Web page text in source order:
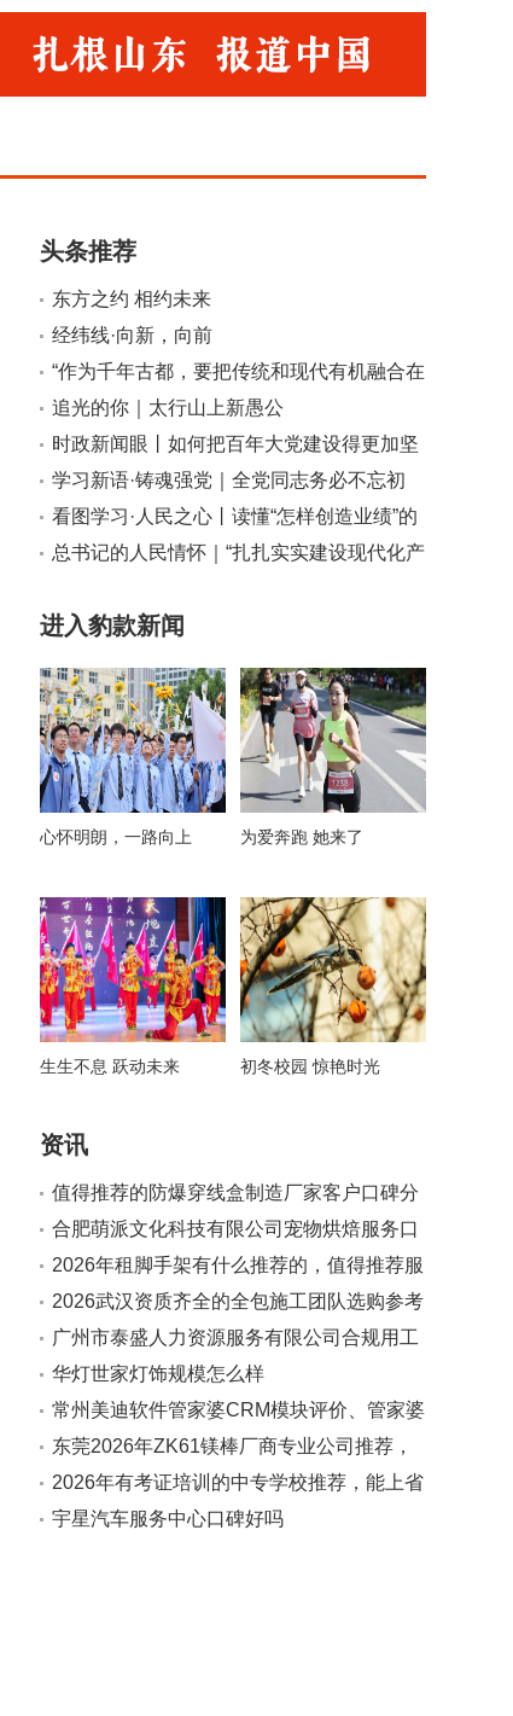
大
头条推荐
东方之约 相约未来
经纬线·向新，向前
“作为千年古都，要把传统和现代有机融合在
一起”
追光的你｜太行山上新愚公
时政新闻眼丨如何把百年大党建设得更加坚
强有力？总书记这样部署
学习新语·铸魂强党｜全党同志务必不忘初
心、牢记使命
看图学习·人民之心丨读懂“怎样创造业绩”的
实干路径
总书记的人民情怀｜“扎扎实实建设现代化产
进入豹款新闻
心怀明朗，一路向上 为爱奔跑 她来了
生生不息 跃动未来 初冬校园 惊艳时光
资讯
值得推荐的防爆穿线盒制造厂家客户口碑分
享
合肥萌派文化科技有限公司宠物烘焙服务口
碑如何
2026年租脚手架有什么推荐的，值得推荐服
务商实力参考
2026武汉资质齐全的全包施工团队选购参考
汇总
广州市泰盛人力资源服务有限公司合规用工
法规解读服务值得推荐吗
华灯世家灯饰规模怎么样
常州美迪软件管家婆CRM模块评价、管家婆
客户管理软件、管家婆CRM使用反馈对比合
作实力参考
东莞2026年ZK61镁棒厂商专业公司推荐，
广受信赖的源头生产厂家
2026年有考证培训的中专学校推荐，能上省
内高校且分层教学学校口碑分享
宇星汽车服务中心口碑好吗